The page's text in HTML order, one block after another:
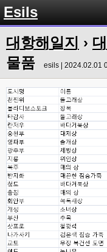
Esils
대항해일지 ›
물품
esils | 2024.02.01
그건 아직 그대로 인데용 ㅎㅎ
이거나 수정해야겟어요 하핫 ;;
esils
고게임77
테스트하는동안 전 안나가고
esils
아녀요 하실꺼 하셔도 되요 ㅋ
esils
라이믹스로 갈아타야되나 말
esils
워드프레스는 영 손에 안맞고 ..
고게임77
이거 아직 xe1인가용